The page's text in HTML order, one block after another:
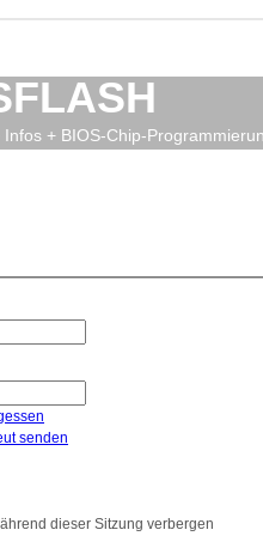
Infos + BIOS-Chip-
senden
dieser Sitzung verbergen